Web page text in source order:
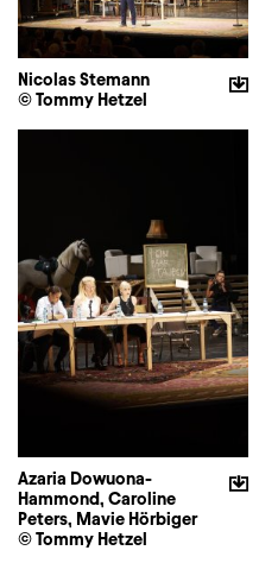
Nicolas Stemann
© Tommy Hetzel
Azaria Dowuona-
Hammond, Caroline
Peters, Mavie Hörbiger
© Tommy Hetzel